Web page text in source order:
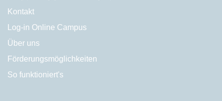
Kontakt
Log-in Online Campus
Über uns
Förderungsmöglichkeiten
So funktioniert's